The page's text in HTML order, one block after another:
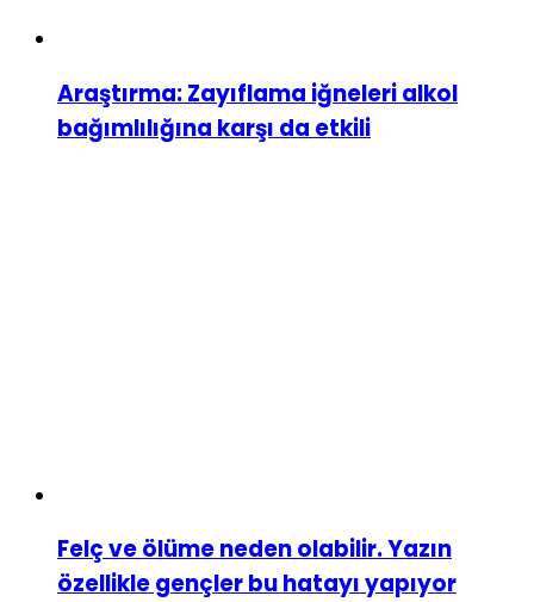
Araştırma: Zayıflama iğneleri alkol
bağımlılığına karşı da etkili
Felç ve ölüme neden olabilir. Yazın
özellikle gençler bu hatayı yapıyor